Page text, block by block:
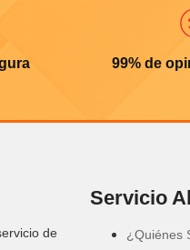
99% de
de
Servicio
¿Quiénes